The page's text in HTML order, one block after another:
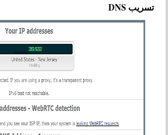
تسريب DNS